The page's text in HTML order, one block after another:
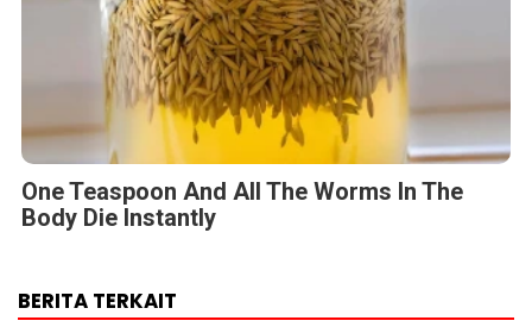
One Teaspoon And All The Worms In The
Body Die Instantly
BERITA TERKAIT